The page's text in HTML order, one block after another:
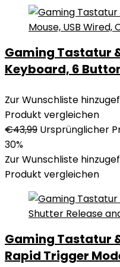
Gaming Tastatur
Keyboard, 6
Zur Wunschliste
Produkt vergleichen
€43,99 Ursprünglicher
30%
Zur Wunschliste
Produkt vergleichen
Gaming Tastatur
Rapid Trigger